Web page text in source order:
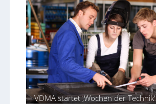
VDMA startet ‚Wochen der Technik‘